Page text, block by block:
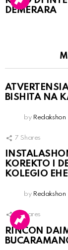
DEMERARA
BISHITA NA
by Redakshon
7 Shares
KOREKTO I
KOLEGIO
by Redakshon
Shares
RINCON